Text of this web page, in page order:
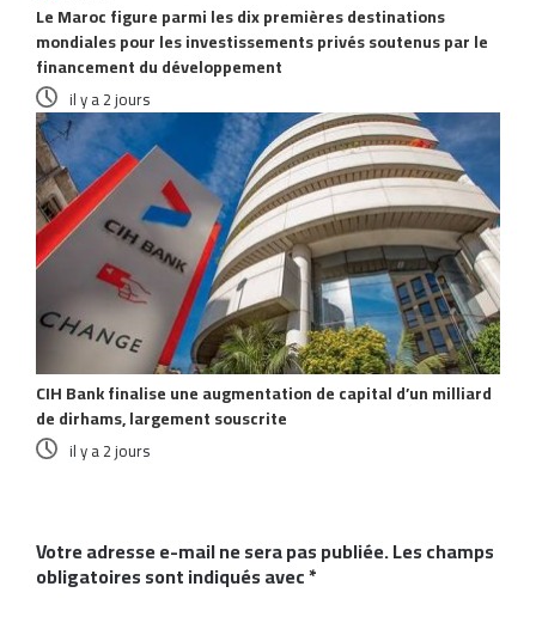
Le Maroc figure parmi les dix premières destinations
mondiales pour les investissements privés soutenus par le
financement du développement
il y a 2 jours
CIH Bank finalise une augmentation de capital d’un milliard
de dirhams, largement souscrite
il y a 2 jours
Votre adresse e-mail ne sera pas publiée.Les champs
obligatoires sont indiqués avec*